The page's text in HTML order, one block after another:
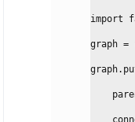
import
graph =